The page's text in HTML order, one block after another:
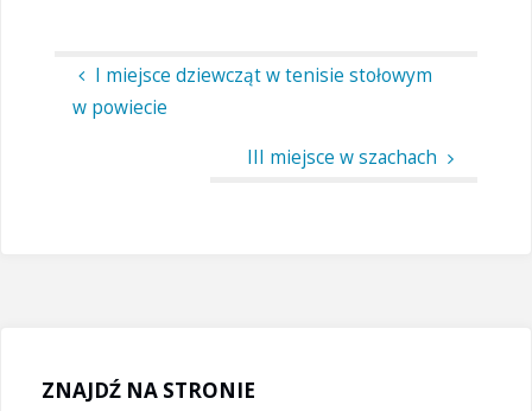
I miejsce dziewcząt w tenisie stołowym
w powiecie
III miejsce w szachach
ZNAJDŹ NA STRONIE